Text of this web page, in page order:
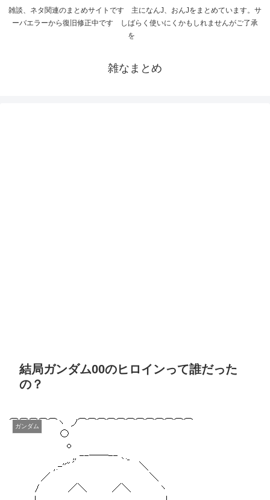
雑談、ネタ関連のまとめサイトです 主になんJ、おんJをまとめています。サ
ーバエラーから復旧修正中です しばらく使いにくかもしれませんがご了承
を
雑なまとめ
結局ガンダム00のヒロインって誰だった
の？
ガンダム